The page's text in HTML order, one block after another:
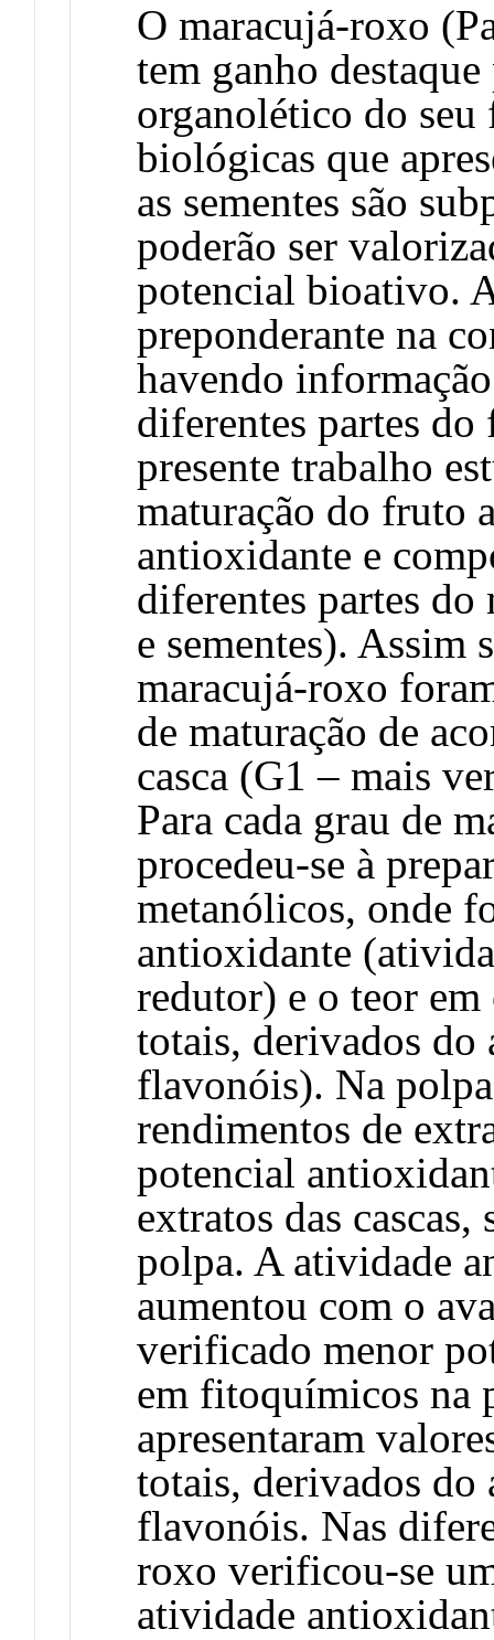
O maracujá-roxo
tem ganho
organolético do seu
biológicas que
as sementes são
poderão ser
potencial bioativo.
preponderante na
havendo
diferentes partes
presente trabalho
maturação do fruto
antioxidante e
diferentes partes
e sementes). Assim
maracujá-roxo
de maturação de
casca (G1 – mais
Para cada grau de
procedeu-se à
metanólicos, onde
antioxidante
redutor) e o teor
totais, derivados
flavonóis). Na
rendimentos de
potencial
extratos das cascas,
polpa. A atividade
aumentou com o
verificado menor
em fitoquímicos na
apresentaram
totais, derivados
flavonóis. Nas
roxo verificou-se
atividade